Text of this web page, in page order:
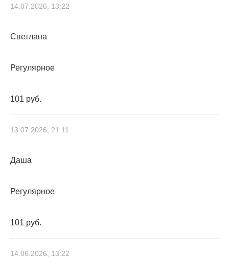
14.07.2026, 13:22
Светлана
Регулярное
101 руб.
13.07.2026, 21:11
Даша
Регулярное
101 руб.
14.06.2026, 13:22